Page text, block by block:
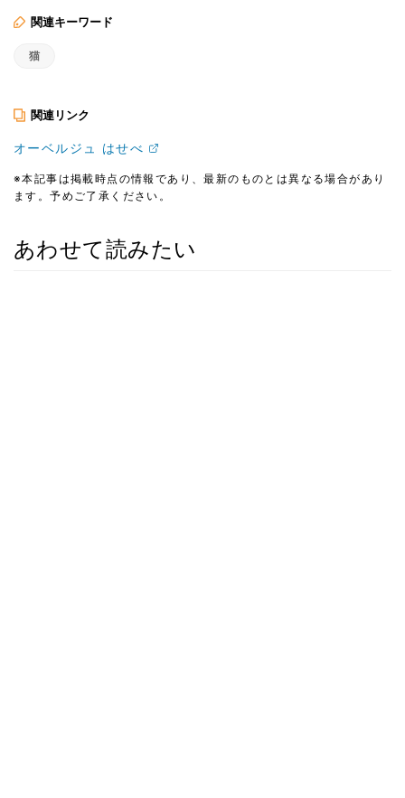
関連キーワード
猫
関連リンク
オーベルジュ はせべ
※本記事は掲載時点の情報であり、最新のものとは異なる場合があり
ます。予めご了承ください。
あわせて読みたい